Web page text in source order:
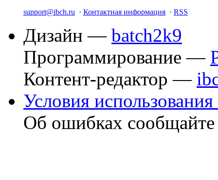
support@ibch.ru · Контактная информация · RSS
Дизайн — batch2k9
Программирование —
Контент-редактор —
Условия использования
Об ошибках